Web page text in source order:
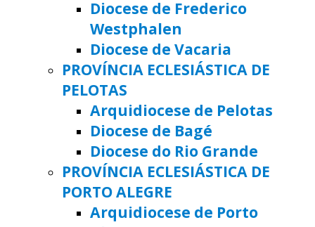
Diocese de Frederico
Westphalen
Diocese de Vacaria
PROVÍNCIA ECLESIÁSTICA DE
PELOTAS
Arquidiocese de Pelotas
Diocese de Bagé
Diocese do Rio Grande
PROVÍNCIA ECLESIÁSTICA DE
PORTO ALEGRE
Arquidiocese de Porto